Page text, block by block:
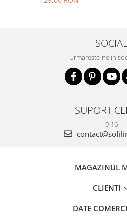
SOCIAL
Urmareste-ne in
SUPORT
9-16
MAGAZINUL
CLIENTI
DATE